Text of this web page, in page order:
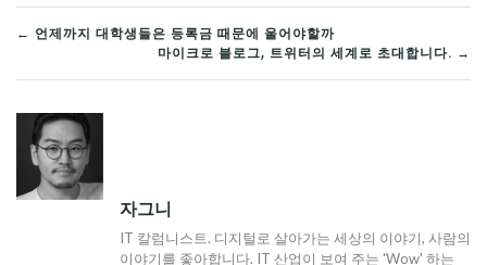
글
탐
색
← 언제까지 대학생들은 등록금 때문에 울어야할까
마이크로 블로그, 트위터의 세계로 초대합니다. →
자그니
IT 칼럼니스트. 디지털로 살아가는 세상의 이야기, 사람의
이야기를 좋아합니다. IT 산업이 보여 주는 'Wow' 하는